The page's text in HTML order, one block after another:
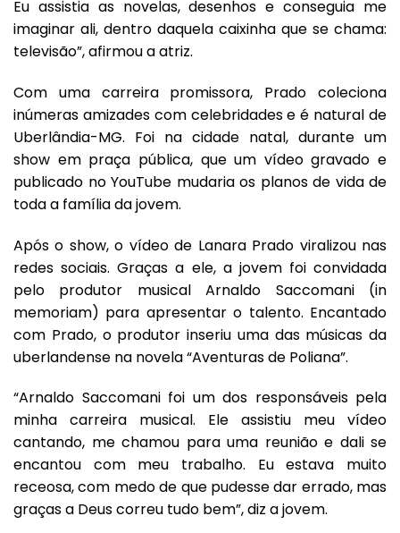
Eu assistia as novelas, desenhos e conseguia me
imaginar ali, dentro daquela caixinha que se chama:
televisão”, afirmou a atriz.
Com uma carreira promissora, Prado coleciona
inúmeras amizades com celebridades e é natural de
Uberlândia-MG. Foi na cidade natal, durante um
show em praça pública, que um vídeo gravado e
publicado no YouTube mudaria os planos de vida de
toda a família da jovem.
Após o show, o vídeo de Lanara Prado viralizou nas
redes sociais. Graças a ele, a jovem foi convidada
pelo produtor musical Arnaldo Saccomani (in
memoriam) para apresentar o talento. Encantado
com Prado, o produtor inseriu uma das músicas da
uberlandense na novela “Aventuras de Poliana”.
“Arnaldo Saccomani foi um dos responsáveis pela
minha carreira musical. Ele assistiu meu vídeo
cantando, me chamou para uma reunião e dali se
encantou com meu trabalho. Eu estava muito
receosa, com medo de que pudesse dar errado, mas
graças a Deus correu tudo bem”, diz a jovem.